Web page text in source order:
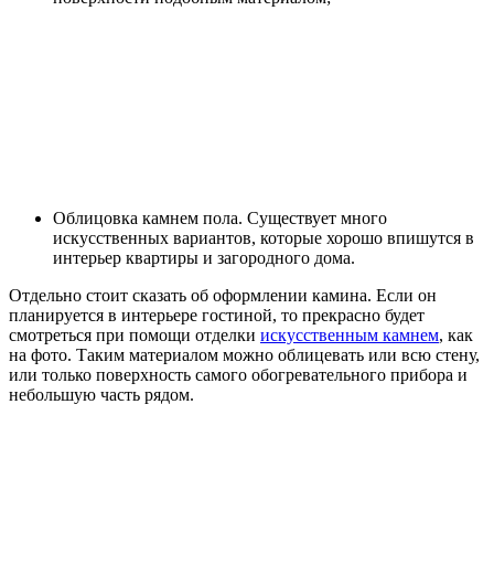
Облицовка камнем пола. Существует много
искусственных вариантов, которые хорошо впишутся в
интерьер квартиры и загородного дома.
Отдельно стоит сказать об оформлении камина. Если он
планируется в интерьере гостиной, то прекрасно будет
смотреться при помощи отделки искусственным камнем, как
на фото. Таким материалом можно облицевать или всю стену,
или только поверхность самого обогревательного прибора и
небольшую часть рядом.